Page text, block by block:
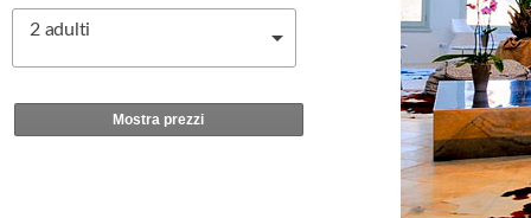
2 adulti
Mostra prezzi